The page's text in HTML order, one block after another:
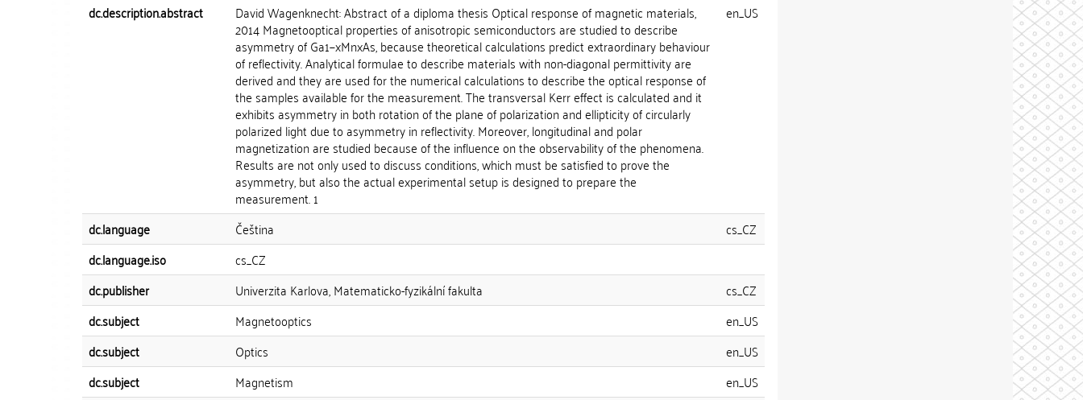
dc.description.abstract David Wagenknecht: Abstract of a diploma thesis Optical response of magnetic materials,
2014 Magnetooptical properties of anisotropic semiconductors are studied to describe
asymmetry of Ga1−xMnxAs, because theoretical calculations predict extraordinary behaviour
of reflectivity. Analytical formulae to describe materials with non-diagonal permittivity are
derived and they are used for the numerical calculations to describe the optical response of
the samples available for the measurement. The transversal Kerr effect is calculated and it
exhibits asymmetry in both rotation of the plane of polarization and ellipticity of circularly
polarized light due to asymmetry in reflectivity. Moreover, longitudinal and polar
magnetization are studied because of the influence on the observability of the phenomena.
Results are not only used to discuss conditions, which must be satisfied to prove the
asymmetry, but also the actual experimental setup is designed to prepare the
measurement. 1
en_US
dc.language Čeština
cs_CZ
dc.language.iso
cs_CZ
dc.publisher
Univerzita Karlova, Matematicko-fyzikální fakulta
cs_CZ
dc.subject
Magnetooptics
en_US
dc.subject
Optics
en_US
dc.subject
Magnetism
en_US